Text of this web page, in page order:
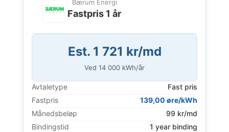
Bærum Energi
Fastpris 1 år
Est. 1 721 kr/md
Ved 14 000 kWh/år
Avtaletype
Fast pris
Fastpris
139,00 øre/kWh
Månedsbeløp
99 kr/md
Bindingstid
1 year binding